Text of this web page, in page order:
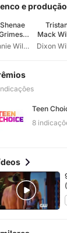
e produção
Shenae
BeechAnnie Wilson
Mack
Teen
8